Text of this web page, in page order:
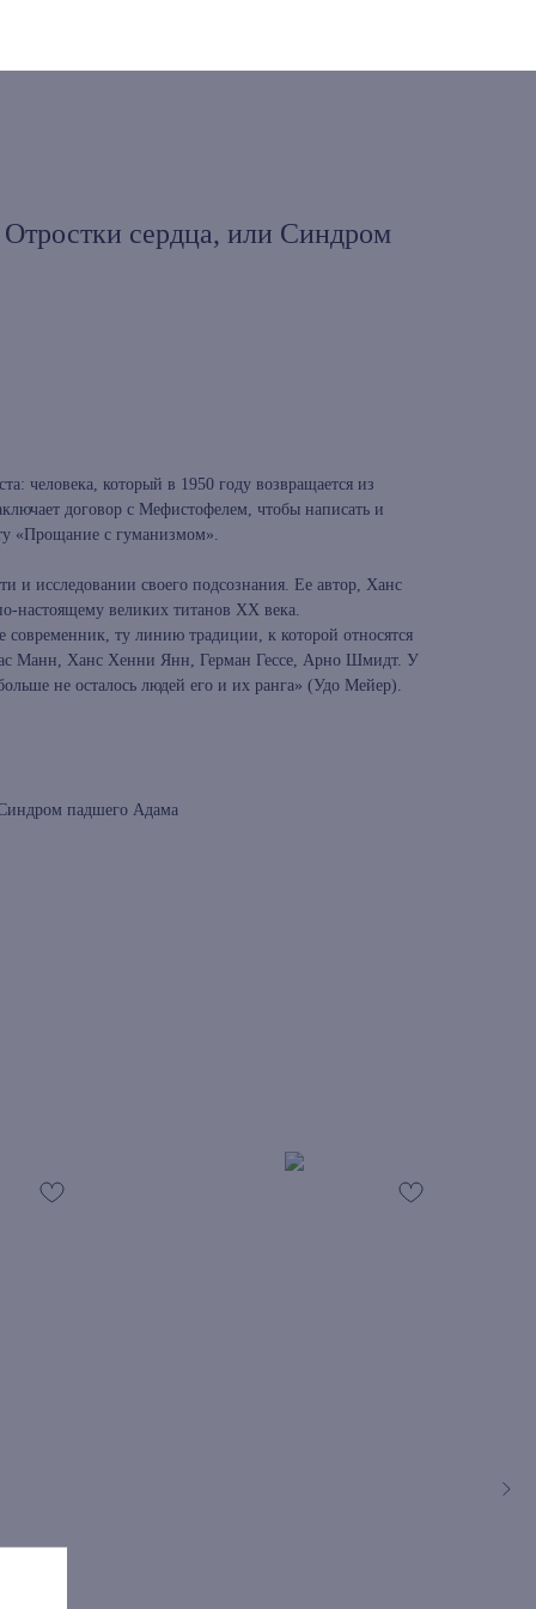
сердца, или Синдром
человека, который в 1950 году возвращается из
договор с Мефистофелем, чтобы написать и
«Прощание с гуманизмом».
и исследовании своего подсознания. Ее автор, Ханс
настоящему великих титанов XX века.
ту линию традиции, к которой относятся
Манн, Ханс Хенни Янн, Герман Гессе, Арно Шмидт. У
не осталось людей его и их ранга» (Удо Мейер).
падшего Адама